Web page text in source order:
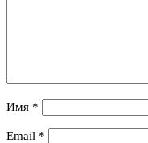
Имя *
Email *